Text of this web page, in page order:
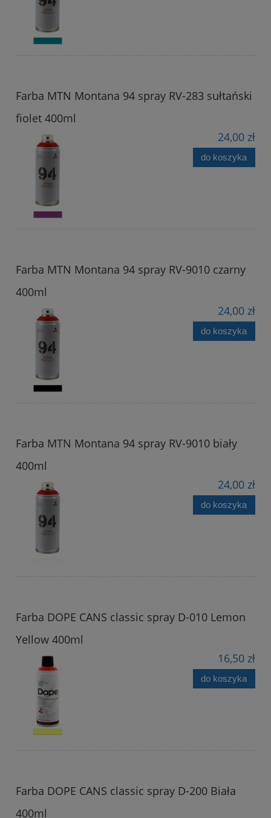
Farba MTN Montana 94 spray RV-283 sułtański
fiolet 400ml
24,00 zł
do koszyka
Farba MTN Montana 94 spray RV-9010 czarny
400ml
24,00 zł
do koszyka
Farba MTN Montana 94 spray RV-9010 biały
400ml
24,00 zł
do koszyka
Farba DOPE CANS classic spray D-010 Lemon
Yellow 400ml
16,50 zł
do koszyka
Farba DOPE CANS classic spray D-200 Biała
400ml